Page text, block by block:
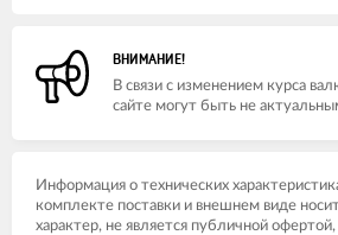
ВНИМАНИЕ!
В связи с изменением курса
сайте могут быть не
Информация о технических
комплекте поставки и внешнем виде
характер, не является публичной